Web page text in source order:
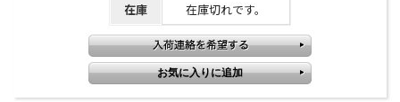
在庫 在庫切れです。